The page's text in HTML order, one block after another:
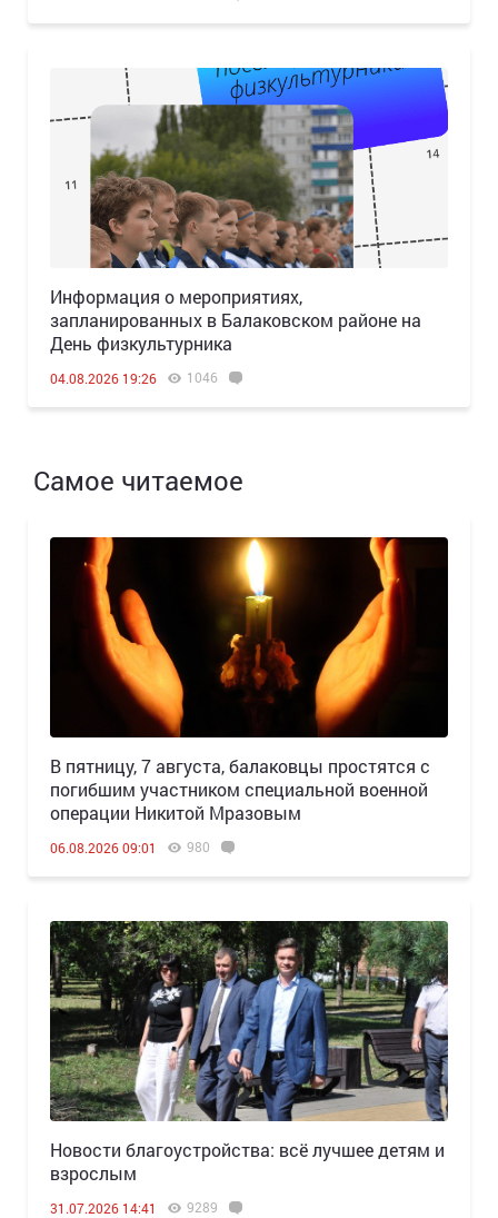
Информация о мероприятиях,
запланированных в Балаковском районе на
День физкультурника
04.08.2026 19:26 1046
Самое читаемое
В пятницу, 7 августа, балаковцы простятся с
погибшим участником специальной военной
операции Никитой Мразовым
06.08.2026 09:01 980
Новости благоустройства: всё лучшее детям и
взрослым
31.07.2026 14:41 9289